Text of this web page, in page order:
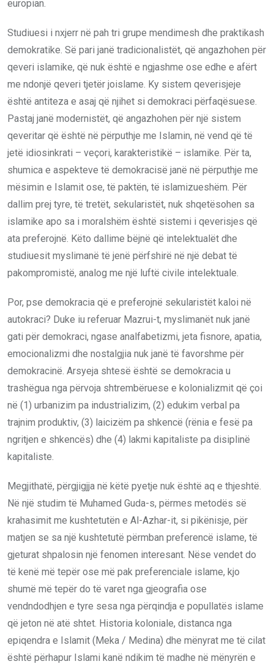
europian.
Studiuesi i nxjerr në pah tri grupe mendimesh dhe praktikash
demokratike. Së pari janë tradicionalistët, që angazhohen për
qeveri islamike, që nuk është e ngjashme ose edhe e afërt
me ndonjë qeveri tjetër joislame. Ky sistem qeverisjeje
është antiteza e asaj që njihet si demokraci përfaqësuese.
Pastaj janë modernistët, që angazhohen për një sistem
qeveritar që është në përputhje me Islamin, në vend që të
jetë idiosinkrati – veçori, karakteristikë – islamike. Për ta,
shumica e aspekteve të demokracisë janë në përputhje me
mësimin e Islamit ose, të paktën, të islamizueshëm. Për
dallim prej tyre, të tretët, sekularistët, nuk shqetësohen sa
islamike apo sa i moralshëm është sistemi i qeverisjes që
ata preferojnë. Këto dallime bëjnë që intelektualët dhe
studiuesit myslimanë të jenë përfshirë në një debat të
pakompromistë, analog me një luftë civile intelektuale.
Por, pse demokracia që e preferojnë sekularistët kaloi në
autokraci? Duke iu referuar Mazrui-t, myslimanët nuk janë
gati për demokraci, ngase analfabetizmi, jeta fisnore, apatia,
emocionalizmi dhe nostalgjia nuk janë të favorshme për
demokracinë. Arsyeja shtesë është se demokracia u
trashëgua nga përvoja shtrembëruese e kolonializmit që çoi
në (1) urbanizim pa industrializim, (2) edukim verbal pa
trajnim produktiv, (3) laicizëm pa shkencë (rënia e fesë pa
ngritjen e shkencës) dhe (4) lakmi kapitaliste pa disiplinë
kapitaliste.
Megjithatë, përgjigjja në këtë pyetje nuk është aq e thjeshtë.
Në një studim të Muhamed Guda-s, përmes metodës së
krahasimit me kushtetutën e Al-Azhar-it, si pikënisje, për
matjen se sa një kushtetutë përmban preferencë islame, të
gjeturat shpalosin një fenomen interesant. Nëse vendet do
të kenë më tepër ose më pak preferenciale islame, kjo
shumë më tepër do të varet nga gjeografia ose
vendndodhjen e tyre sesa nga përqindja e popullatës islame
që jeton në atë shtet. Historia koloniale, distanca nga
epiqendra e Islamit (Meka / Medina) dhe mënyrat me të cilat
është përhapur Islami kanë ndikim të madhe në mënyrën e